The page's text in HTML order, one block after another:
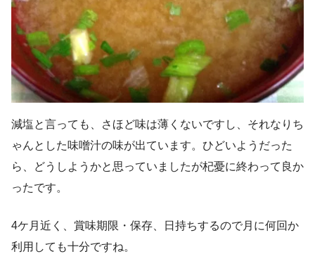
減塩と言っても、さほど味は薄くないですし、それなりち
ゃんとした味噌汁の味が出ています。ひどいようだった
ら、どうしようかと思っていましたが杞憂に終わって良か
ったです。
4ケ月近く、賞味期限・保存、日持ちするので月に何回か
利用しても十分ですね。